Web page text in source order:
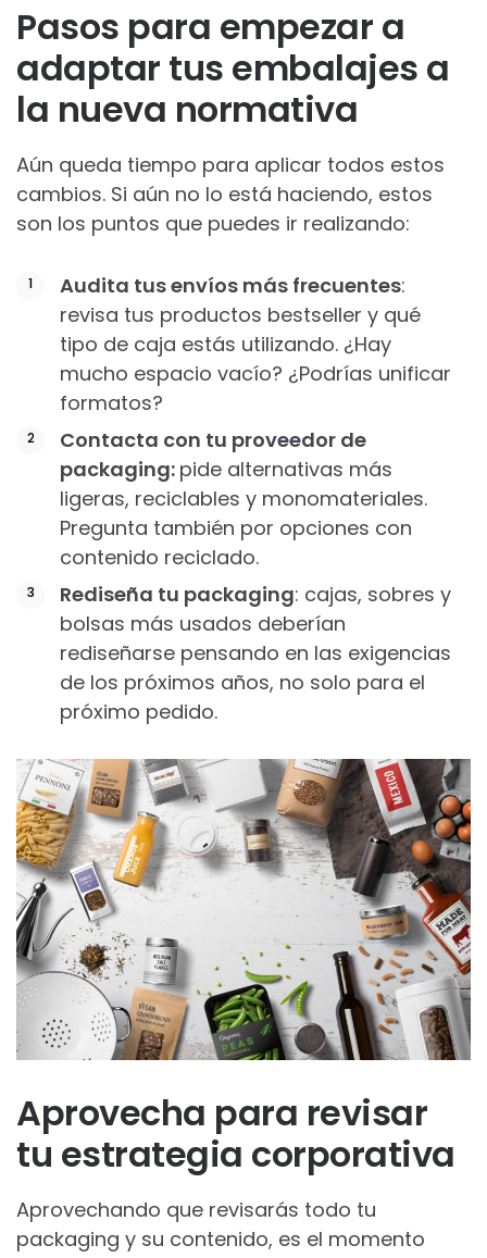
Pasos para empezar a
adaptar tus embalajes a
la nueva normativa
Aún queda tiempo para aplicar todos estos
cambios. Si aún no lo está haciendo, estos
son los puntos que puedes ir realizando:
Audita tus envíos más frecuentes:
revisa tus productos bestseller y qué
tipo de caja estás utilizando. ¿Hay
mucho espacio vacío? ¿Podrías unificar
formatos?
Contacta con tu proveedor de
packaging: pide alternativas más
ligeras, reciclables y monomateriales.
Pregunta también por opciones con
contenido reciclado.
Rediseña tu packaging: cajas, sobres y
bolsas más usados deberían
rediseñarse pensando en las exigencias
de los próximos años, no solo para el
próximo pedido.
Aprovecha para revisar
tu estrategia corporativa
Aprovechando que revisarás todo tu
packaging y su contenido, es el momento